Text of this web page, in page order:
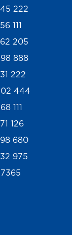
222
111
205
888
222
444
111
126
680
975
7365